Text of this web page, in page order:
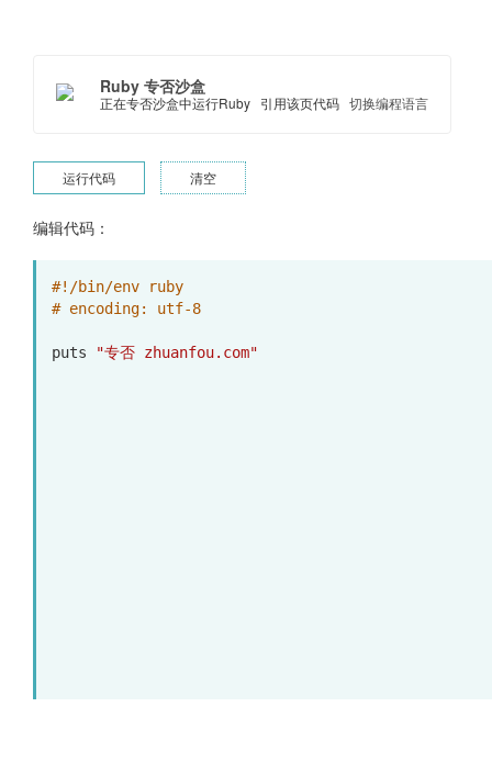
Ruby 专否沙盒
正在专否沙盒中运行Ruby 引用该页代码 切换编程语言
运行代码 清空
编辑代码：
#!/bin/env ruby
# encoding: utf-8
puts "专否 zhuanfou.com"